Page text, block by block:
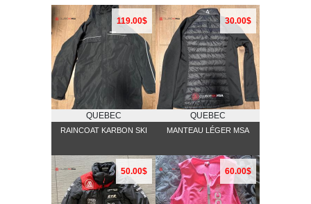
119.00$
QUEBEC
RAINCOAT KARBON SKI
30.00$
QUEBEC
MANTEAU LÉGER MSA
50.00$ 60.00$